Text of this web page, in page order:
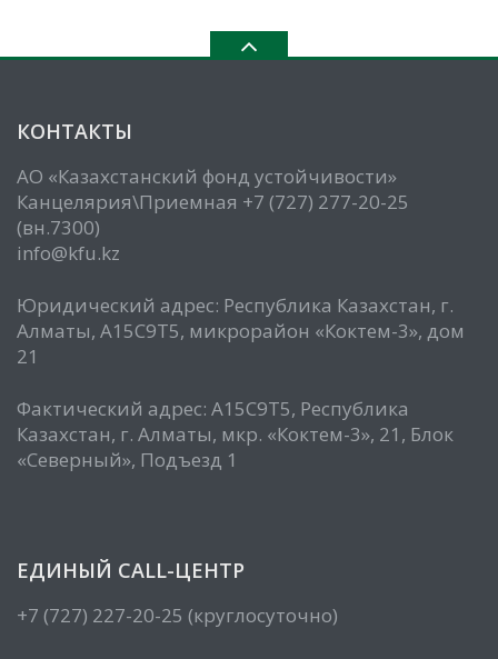
КОНТАКТЫ
АО «Казахстанский фонд устойчивости»
Канцелярия\Приемная +7 (727) 277-20-25
(вн.7300)
info@kfu.kz
Юридический адрес: Республика Казахстан, г.
Алматы, А15С9Т5, микрорайон «Коктем-3», дом
21
Фактический адрес: А15С9Т5, Республика
Казахстан, г. Алматы, мкр. «Коктем-3», 21, Блок
«Северный», Подъезд 1
ЕДИНЫЙ CALL-ЦЕНТР
+7 (727) 227-20-25 (круглосуточно)